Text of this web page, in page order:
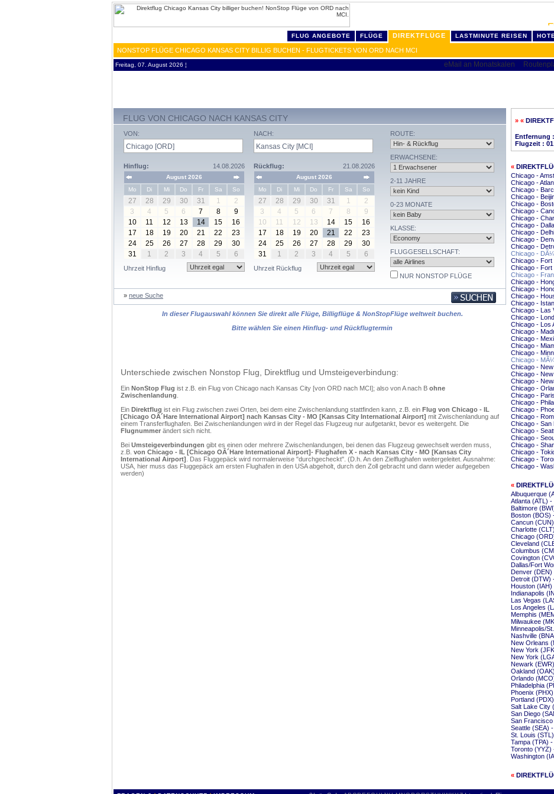
FLUG ANGEBOTE FLÜGE DIREKTFLÜGE LASTMINUTE REISEN
NONSTOP FLÜGE CHICAGO KANSAS CITY BILLIG BUCHEN - FLUGTICKETS VON ORD NACH MCI
Freitag, 07. August 2026 ¦
FLUG VON CHICAGO NACH KANSAS CITY
VON:
Hinflug: 14.08.2026
August 2026
Mo
Di Mi Do Fr Sa So
27 28 29 30 31 1
2
3
4 5 6 7 8
9
10
11 12 13 14 15
16
17
18 19 20 21 22
23
24
25 26 27 28 29
30
31
1 2 3 4 5 6
Uhrzeit Hinflug
NACH:
Rückflug: 21.08.2026
August 2026
Mo
Di Mi Do Fr Sa So
27 28 29 30 31 1
2
3
4 5 6 7 8
9
10
11 12 13 14 15
16
17
18 19 20 21 22
23
24
25 26 27 28 29
30
31
1 2 3 4 5 6
Uhrzeit Rückflug
ROUTE:
ERWACHSENE:
2-11 JAHRE
0-23 MONATE
KLASSE:
FLUGGESELLSCHAFT:
NUR NONSTOP FLÜGE
» neue Suche
In dieser Flugauswahl können Sie direkt alle Flüge, Billigflüge & NonStopFlüge weltweit buchen.
Bitte wählen Sie einen Hinflug- und Rückflugtermin
Unterschiede zwischen Nonstop Flug, Direktflug und Umsteigeverbindung:
Ein NonStop Flug ist z.B. ein Flug von Chicago nach Kansas City [von ORD nach MCI]; also von A nach B ohne
Zwischenlandung
Ein Direktflug ist ein Flug zwischen zwei Orten, bei dem eine Zwischenlandung stattfinden kann, z.B. ein Flug von Chicago - IL
[Chicago OÂ´Hare International Airport] nach Kansas City - MO [Kansas City International Airport] mit Zwischenlandung auf
einem Transferflughafen. Bei Zwischenlandungen wird in der Regel das Flugzeug nur aufgetankt, bevor es weitergeht. Die
Flugnummer ändert sich nicht.
Bei Umsteigeverbindungen gibt es einen oder mehrere Zwischenlandungen, bei denen das Flugzeug gewechselt werden muss,
z.B. von Chicago - IL [Chicago OÂ´Hare International Airport]- Flughafen X - nach Kansas City - MO [Kansas City
International Airport] . Das Fluggepäck wird normalerweise "durchgecheckt". (D.h. An den Zielflughafen weitergeleitet. Ausnahme:
USA, hier muss das Fluggepäck am ersten Flughafen in den USA abgeholt, durch den Zoll gebracht und dann wieder aufgegeben
werden)
» «
Entfernung
Flugzeit :
«
Chicago -
Chicago -
Chicago -
Chicago -
Chicago -
Chicago -
Chicago -
Chicago -
Chicago -
Chicago -
Chicago -
Chicago -
Chicago - Fort
Chicago - Fort
Chicago -
Chicago -
Chicago -
Chicago -
Chicago -
Chicago - Las
Chicago -
Chicago - Los
Chicago -
Chicago -
Chicago -
Chicago -
Chicago -
Chicago -
Chicago -
Chicago -
Chicago -
Chicago -
Chicago -
Chicago -
Chicago -
Chicago -
Chicago -
Chicago -
Chicago -
Chicago -
Chicago -
Chicago -
«
Albuquerque
Atlanta (ATL)
Baltimore
Boston (BOS)
Cancun
Charlotte
Chicago
Cleveland
Columbus
Covington
Dallas/Fort
Denver (DEN)
Detroit (DTW)
Houston
Indianapolis
Las Vegas
Los Angeles
Memphis
Milwaukee
Minneapolis/
Nashville
New Orleans
New York
New York
Newark
Oakland
Orlando
Philadelphia
Phoenix
Portland
Salt Lake City
San Diego
San
Seattle (SEA)
St. Louis
Tampa (TPA)
Toronto (YYZ)
Washington
«